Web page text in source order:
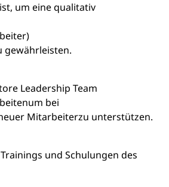
um eine qualitativ
gewährleisten.
Leadership Team
um bei
Mitarbeiterzu unterstützen.
und Schulungen des